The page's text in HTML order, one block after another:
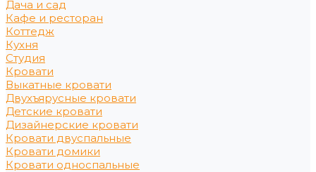
Дача и сад
Кафе и ресторан
Коттедж
Кухня
Студия
Кровати
Выкатные кровати
Двухъярусные кровати
Детские кровати
Дизайнерские кровати
Кровати двуспальные
Кровати домики
Кровати односпальные